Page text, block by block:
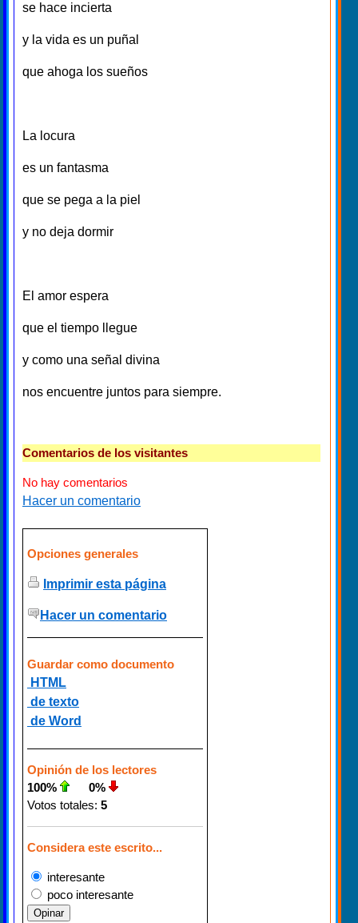
se hace incierta
y la vida es un puñal
que ahoga los sueños
La locura
es un fantasma
que se pega a la piel
y no deja dormir
El amor espera
que el tiempo llegue
y como una señal divina
nos encuentre juntos para siempre.
Comentarios de los visitantes
No hay comentarios
Hacer un comentario
Opciones generales
Imprimir esta página
Hacer un comentario
Guardar como documento
HTML
de texto
de Word
Opinión de los lectores
100%
0%
Votos totales: 5
Considera este escrito...
interesante
poco interesante